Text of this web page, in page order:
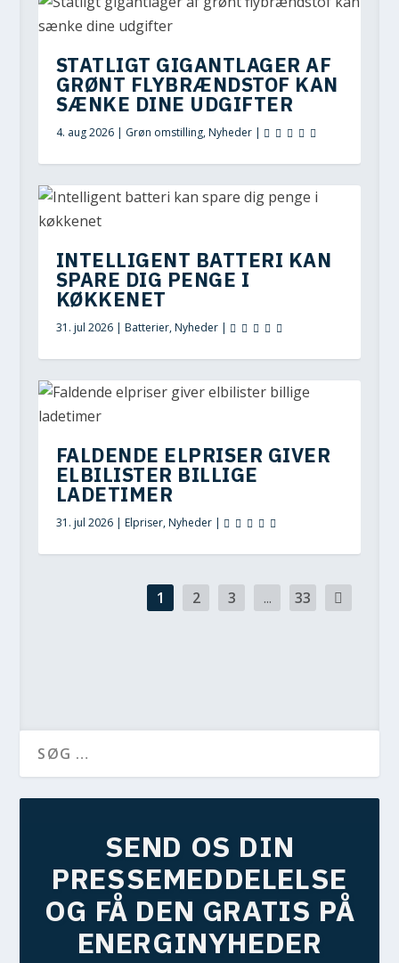
STATLIGT GIGANTLAGER AF
GRØNT FLYBRÆNDSTOF KAN
SÆNKE DINE UDGIFTER
4. aug 2026| Grøn omstilling,Nyheder|
INTELLIGENT BATTERI KAN
SPARE DIG PENGE I
KØKKENET
31. jul 2026| Batterier,Nyheder|
FALDENDE ELPRISER GIVER
ELBILISTER BILLIGE
LADETIMER
31. jul 2026| Elpriser,Nyheder|
1 2 3 ... 33
SEND OS DIN
PRESSEMEDDELELSE
OG FÅ DEN GRATIS PÅ
ENERGINYHEDER